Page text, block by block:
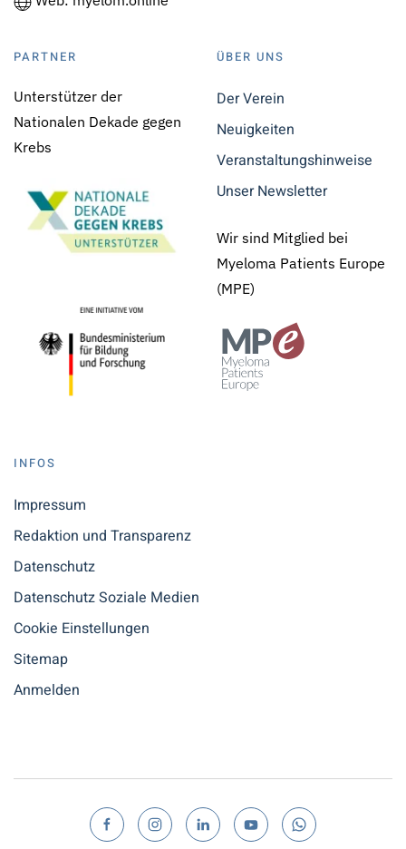
PARTNER
Unterstützer der
Nationalen Dekade gegen
Krebs
ÜBER UNS
Der Verein
Neuigkeiten
Veranstaltungshinweise
Unser Newsletter
Wir sind Mitglied bei
Myeloma Patients Europe
(MPE)
INFOS
Impressum
Redaktion und Transparenz
Datenschutz
Datenschutz Soziale Medien
Cookie Einstellungen
Sitemap
Anmelden